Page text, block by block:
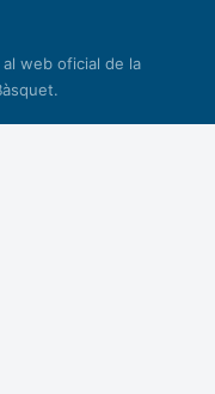
web oficial de la